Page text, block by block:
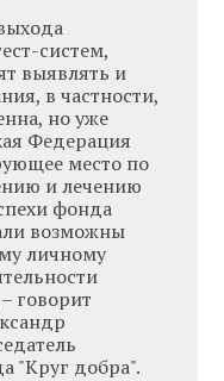
систем,
выявлять и
в частности,
но уже
Федерация
место по
и лечению
фонда
возможны
личному
говорит
"Круг добра".